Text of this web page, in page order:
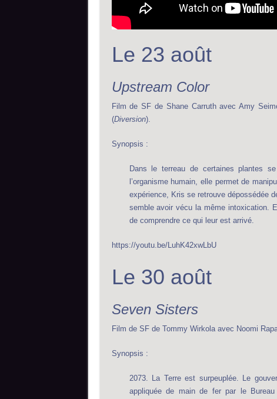
Le 23 août
Upstream Color
Film de SF de Shane Carruth avec Amy
(Diversion).
Synopsis :
Dans le terreau de certaines plantes
l’organisme humain, elle permet de
expérience, Kris se retrouve dépossédée
semble avoir vécu la même intoxication.
de comprendre ce qui leur est arrivé.
https://youtu.be/LuhK42xwLbU
Le 30 août
Seven Sisters
Film de SF de Tommy Wirkola avec Noomi
Synopsis :
2073. La Terre est surpeuplée. Le
appliquée de main de fer par le Bureau